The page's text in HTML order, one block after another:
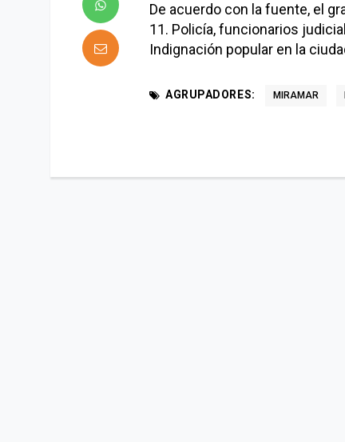
De acuerdo con la fuente, el
11. Policía, funcionarios
Indignación popular en la
AGRUPADORES: MIRAMAR